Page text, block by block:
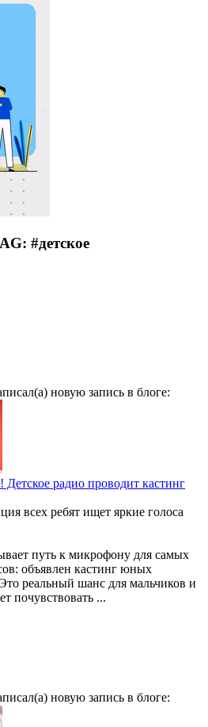
#детское
новую запись в блоге:
радио проводит кастинг
всех ребят ищет яркие голоса
путь к микрофону для самых
объявлен кастинг юных
реальный шанс для мальчиков и
почувствовать ...
новую запись в блоге: